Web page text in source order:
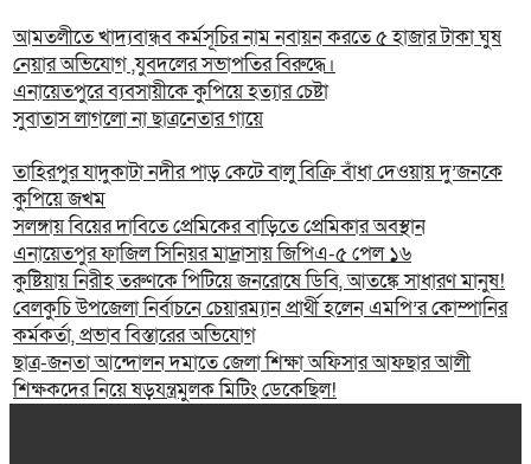
আমতলীতে খাদ্যবান্ধব কর্মসূচির নাম নবায়ন করতে ৫ হাজার টাকা ঘুষ
নেয়ার অভিযোগ ,যুবদলের সভাপতির বিরুদ্ধে।
এনায়েতপুরে ব্যবসায়ীকে কুপিয়ে হত্যার চেষ্টা
সুবাতাস লাগলো না ছাত্রনেতার গায়ে
তাহিরপুর যাদুকাটা নদীর পাড় কেটে বালু বিক্রি বাঁধা দেওয়ায় দু’জনকে
কুপিয়ে জখম
সলঙ্গায় বিয়ের দাবিতে প্রেমিকের বাড়িতে প্রেমিকার অবস্থান
এনায়েতপুর ফাজিল সিনিয়র মাদ্রাসায় জিপিএ-৫ পেল ১৬
কুষ্টিয়ায় নিরীহ তরুণকে পিটিয়ে জনরোষে ডিবি, আতঙ্কে সাধারণ মানুষ!
বেলকুচি উপজেলা নির্বাচনে চেয়ারম্যান প্রার্থী হলেন এমপি’র কোম্পানির
কর্মকর্তা, প্রভাব বিস্তারের অভিযোগ
ছাত্র-জনতা আন্দোলন দমাতে জেলা শিক্ষা অফিসার আফছার আলী
শিক্ষকদের নিয়ে ষড়যন্ত্রমুলক মিটিং ডেকেছিল!